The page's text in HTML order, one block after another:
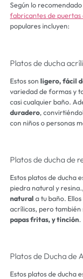
Según lo
fabricantes de puertas
populares incluyen:
Platos de ducha
Estos son ligero, fácil
variedad de formas y
casi cualquier baño.
duradero,
con niños o personas
Platos de ducha de
Estos platos de ducha
piedra natural y
natural a tu baño. Ellos
acrílicas, pero también
papas fritas, y tinción.
Platos de Ducha de
Estos platos de ducha